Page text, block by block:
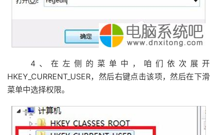
4、在左侧的菜单中，咱们依次展开
HKEY_CURRENT_USER，然后右键点击该项，然后在下滑
菜单中选择权限。